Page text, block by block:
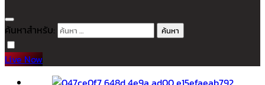
ค้นหาสำหรับ:
Live Now